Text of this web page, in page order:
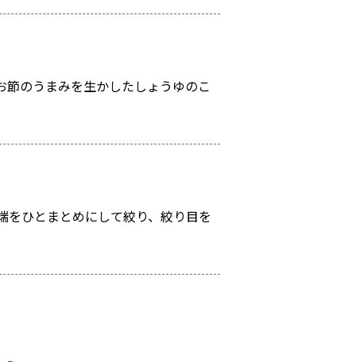
のうまみを生かしたしょうゆのこ
ひとまとめにして絞り、絞り目を